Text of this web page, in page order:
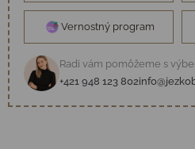
Vernostný program
Radi vám pomôžeme s
+421 948 123 802